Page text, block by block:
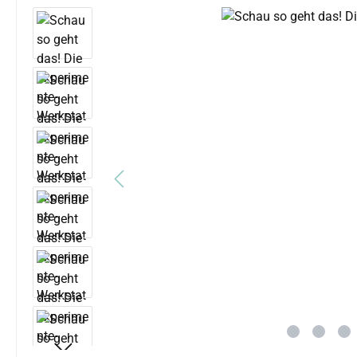
Bildergalerie überspringen